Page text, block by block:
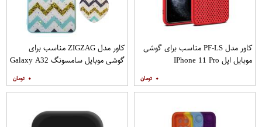
کاور مدل PF-LS مناسب برای گوشی
موبایل اپل IPhone 11 Pro
۰
کاور مدل ZIGZAG مناسب برای
گوشی موبایل سامسونگ Galaxy A32
۰